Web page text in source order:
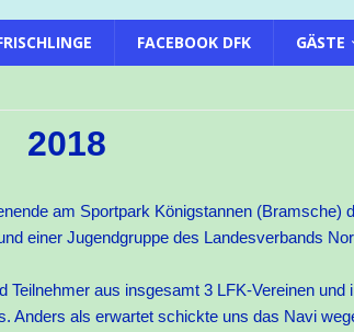
FACEBOOK DFK GÄSTE
2018
am Sportpark Königstannen (Bramsche)
einer Jugendgruppe des Landesverbands
aus insgesamt 3 LFK-Vereinen und
Anders als erwartet schickte uns das Navi